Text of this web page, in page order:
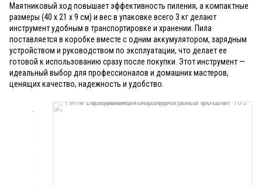
Маятниковый ход повышает эффективность пиления, а компактные
размеры (40 x 21 x 9 см) и вес в упаковке всего 3 кг делают
инструмент удобным в транспортировке и хранении. Пила
поставляется в коробке вместе с одним аккумулятором, зарядным
устройством и руководством по эксплуатации, что делает ее
готовой к использованию сразу после покупки. Этот инструмент —
идеальный выбор для профессионалов и домашних мастеров,
ценящих качество, надежность и удобство.